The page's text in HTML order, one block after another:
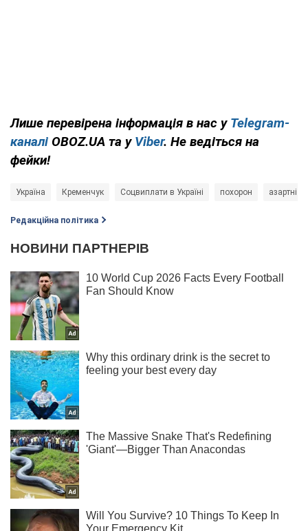
Лише перевірена інформація в нас у Telegram-
каналі OBOZ.UA та у Viber. Не ведіться на
фейки!
Україна Кременчук Соцвиплати в Україні похорон азартні
Редакційна політика